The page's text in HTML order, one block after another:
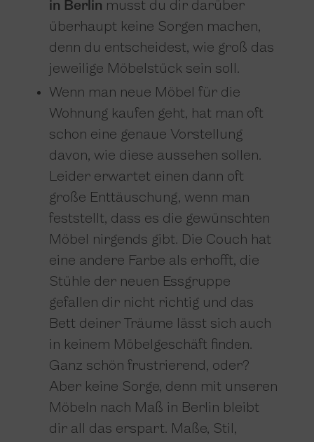
in Berlin musst du dir darüber
überhaupt keine Sorgen machen,
denn du entscheidest, wie groß das
jeweilige Möbelstück sein soll.
Wenn man neue Möbel für die
Wohnung kaufen geht, hat man oft
schon eine genaue Vorstellung
davon, wie diese aussehen sollen.
Leider erwartet einen dann oft
große Enttäuschung, wenn man
feststellt, dass es die gewünschten
Möbel nirgends gibt. Die Couch hat
eine andere Farbe als erhofft, die
Stühle der neuen Essgruppe
gefallen dir nicht richtig und das
Bett deiner Träume lässt sich auch
in keinem Möbelgeschäft finden.
Ganz schön frustrierend, oder?
Aber keine Sorge, denn mit unseren
Möbeln nach Maß in Berlin bleibt
dir all das erspart. Maße, Stil,